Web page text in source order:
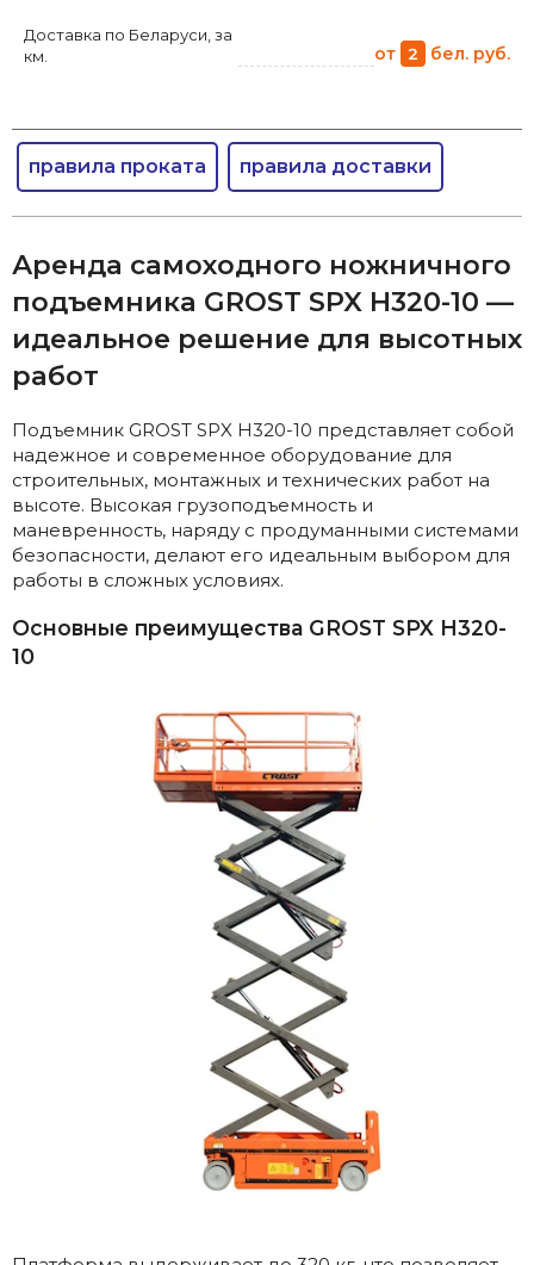
Доставка по Беларуси, за
км.
от 2 бел. руб.
правила проката правила доставки
Аренда самоходного ножничного
подъемника GROST SPX H320-10 —
идеальное решение для высотных
работ
Подъемник GROST SPX H320-10 представляет собой
надежное и современное оборудование для
строительных, монтажных и технических работ на
высоте. Высокая грузоподъемность и
маневренность, наряду с продуманными системами
безопасности, делают его идеальным выбором для
работы в сложных условиях.
Основные преимущества GROST SPX H320-
10